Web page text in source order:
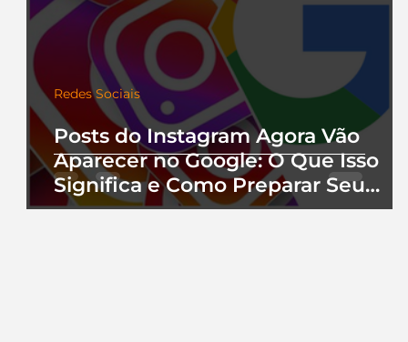
Posts do Instagram Agora Vão
Aparecer no Google: O Que Isso
Significa e Como Preparar Seu
Perfil
Redes Sociais